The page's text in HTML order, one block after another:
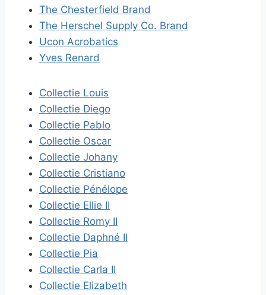
The Chesterfield Brand
The Herschel Supply Co. Brand
Ucon Acrobatics
Yves Renard
Collectie Louis
Collectie Diego
Collectie Pablo
Collectie Oscar
Collectie Johany
Collectie Cristiano
Collectie Pénélope
Collectie Ellie II
Collectie Romy II
Collectie Daphné II
Collectie Pia
Collectie Carla II
Collectie Elizabeth